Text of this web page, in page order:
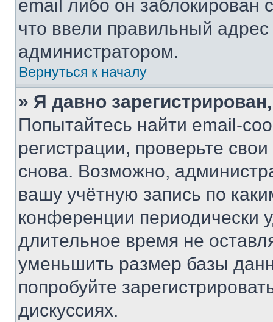
email либо он
что ввели правильный адрес
администратором.
Вернуться к началу
» Я давно
Попытайтесь найти email-
регистрации, проверьте
снова. Возможно,
вашу учётную запись по
конференции периодически
длительное время не
уменьшить размер базы
попробуйте
дискуссиях.